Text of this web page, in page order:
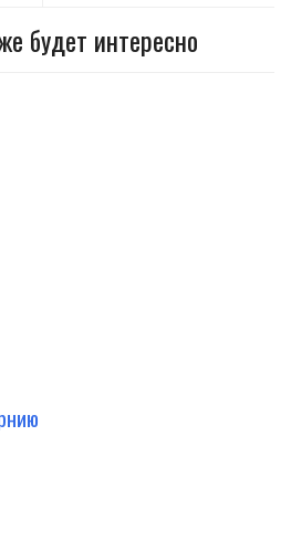
будет интересно